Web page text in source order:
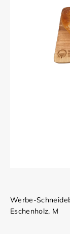
Werbe-
Eschenholz, M